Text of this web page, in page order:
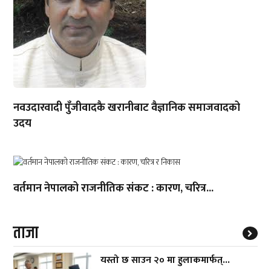
नवउदारवादी पुँजीवादकै खरानीबाट वैज्ञानिक समाजवादको
उदय
वर्तमान नेपालको राजनीतिक संकट : कारण, चरित्र...
ताजा
यस्तो छ साउन २० मा हुलाकमार्फत्...